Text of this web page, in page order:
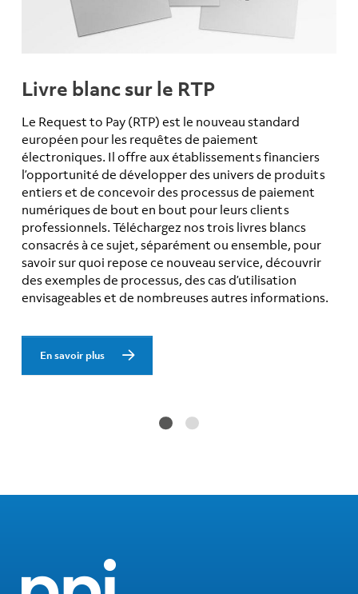
Livre blanc sur le RTP
Le Request to Pay (RTP) est le nouveau standard
européen pour les requêtes de paiement
électroniques. Il offre aux établissements financiers
l’opportunité de développer des univers de produits
entiers et de concevoir des processus de paiement
numériques de bout en bout pour leurs clients
professionnels. Téléchargez nos trois livres blancs
consacrés à ce sujet, séparément ou ensemble, pour
savoir sur quoi repose ce nouveau service, découvrir
des exemples de processus, des cas d’utilisation
envisageables et de nombreuses autres informations.
En savoir plus